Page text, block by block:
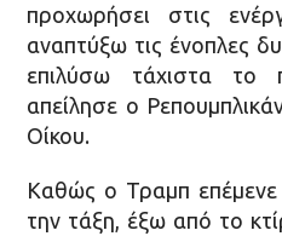
προχωρήσει στις
αναπτύξω τις ένοπλες
επιλύσω τάχιστα το
απείλησε ο
Οίκου.
Καθώς ο Τραμπ επέμενε
την τάξη, έξω από το